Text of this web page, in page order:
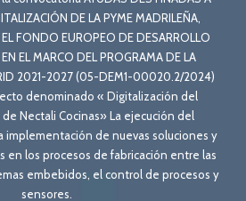
DE LA PYME MADRILEÑA,
FONDO EUROPEO DE DESARROLLO
EL MARCO DEL PROGRAMA DE LA
2021-2027 (05-DEM1-00020.2/2024)
denominado « Digitalización del
Nectali Cocinas» La ejecución del
implementación de nuevas soluciones y
en los procesos de fabricación entre las
embebidos, el control de procesos y
sensores.